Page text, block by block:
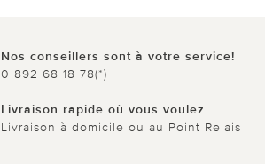
Nos conseillers sont à votre service!
0 892 68 18 78(*)
Livraison rapide où vous voulez
Livraison à domicile ou au Point Relais